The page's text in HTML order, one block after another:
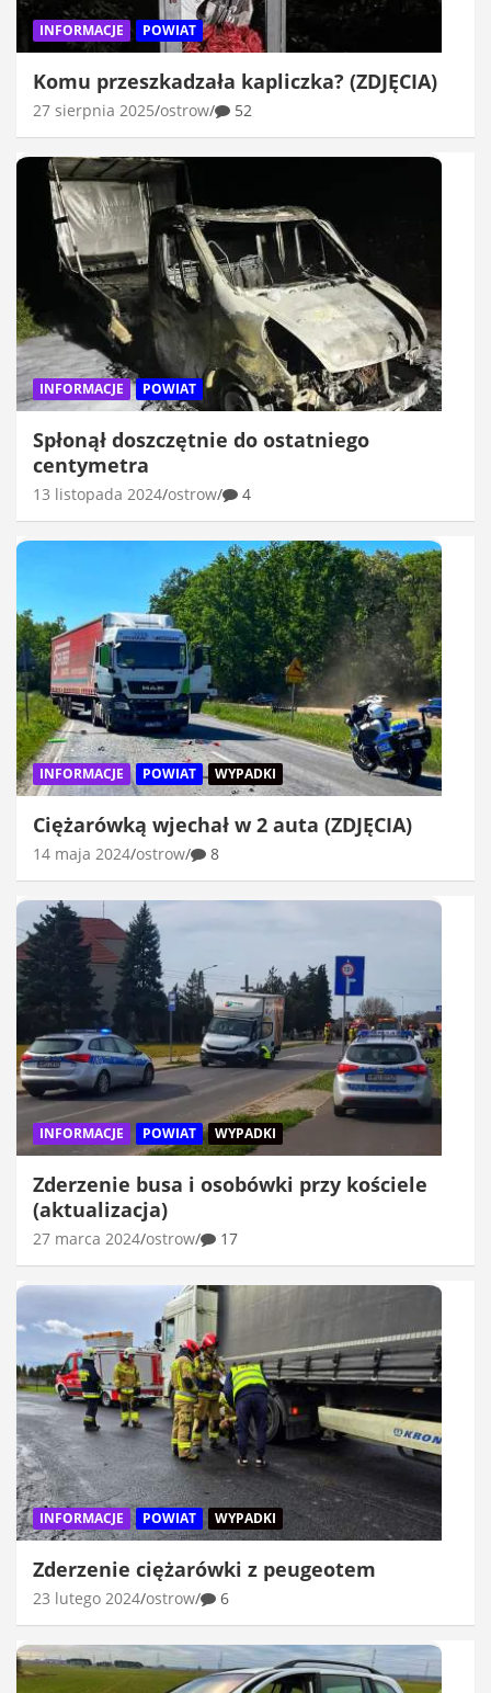
INFORMACJE POWIAT
Komu przeszkadzała kapliczka? (ZDJĘCIA)
27 sierpnia 2025 ostrow 52
INFORMACJE POWIAT
Spłonął doszczętnie do ostatniego
centymetra
13 listopada 2024 ostrow 4
INFORMACJE POWIAT WYPADKI
Ciężarówką wjechał w 2 auta (ZDJĘCIA)
14 maja 2024 ostrow 8
INFORMACJE POWIAT WYPADKI
Zderzenie busa i osobówki przy kościele
(aktualizacja)
27 marca 2024 ostrow 17
INFORMACJE POWIAT WYPADKI
Zderzenie ciężarówki z peugeotem
23 lutego 2024 ostrow 6